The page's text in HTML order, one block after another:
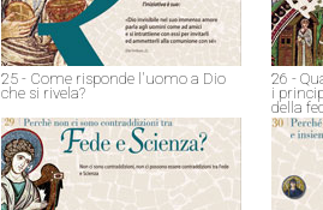
25 - Come risponde l'uomo a Dio
che si rivela?
26 -
i
della